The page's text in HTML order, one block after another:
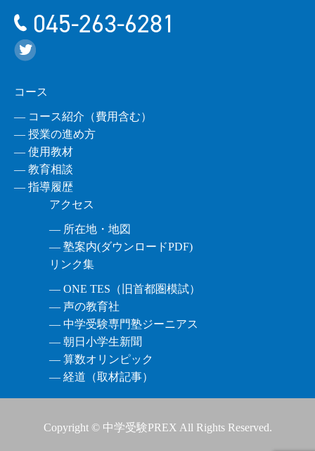
045-263-6281
コース
― コース紹介（費用含む）
― 授業の進め方
― 使用教材
― 教育相談
― 指導履歴
アクセス
― 所在地・地図
― 塾案内(ダウンロードPDF)
リンク集
― ONE TES（旧首都圏模試）
― 声の教育社
― 中学受験専門塾ジーニアス
― 朝日小学生新聞
― 算数オリンピック
― 経道（取材記事）
Copyright © 中学受験PREX All Rights Reserved.